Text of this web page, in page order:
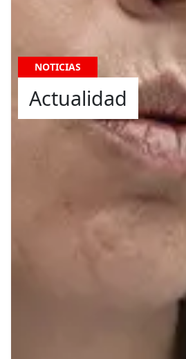
NOTICIAS
Actualidad